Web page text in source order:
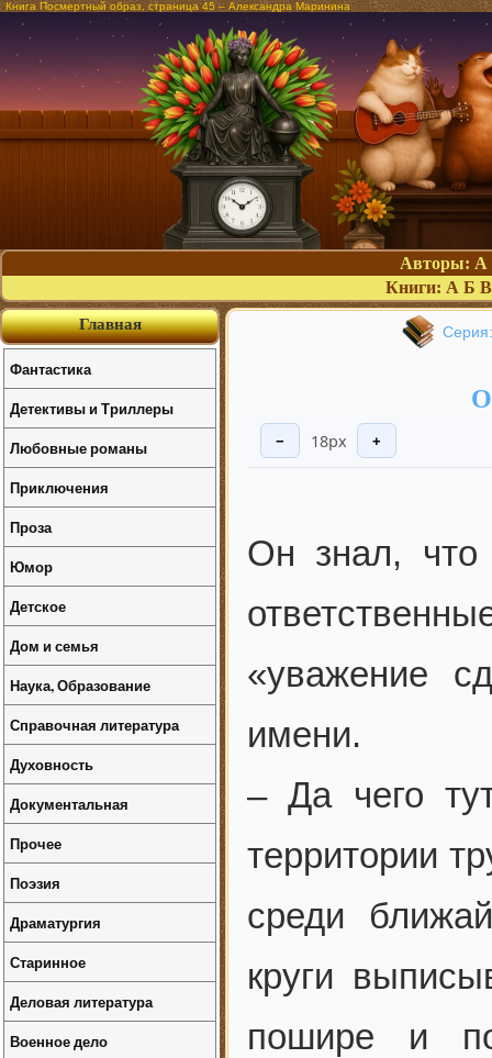
Книга Посмертный образ, страница 45 – Александра Маринина
Авторы: А
Книги: А Б В
− 18px +
Он знал,
«уважение
имени.
– Да чего
территории
среди
круги
пошире и
Главная
Фантастика
Детективы и Триллеры
Любовные романы
Приключения
Проза
Юмор
Детское
Дом и семья
Наука, Образование
Справочная литература
Духовность
Документальная
Прочее
Поэзия
Драматургия
Старинное
Деловая литература
Военное дело